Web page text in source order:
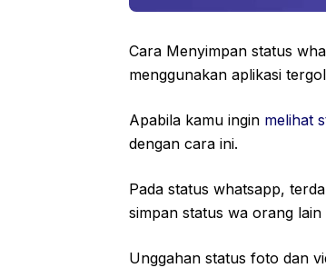
Cara Menyimpan status
menggunakan aplikasi
Apabila kamu ingin melihat
dengan cara ini.
Pada status whatsapp,
simpan status wa orang
Unggahan status foto dan